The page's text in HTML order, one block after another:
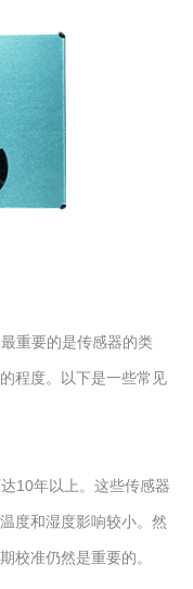
重要的是传感器的类
程度。以下是一些常见
10年以上。这些传感器
度和湿度影响较小。然
校准仍然是重要的。